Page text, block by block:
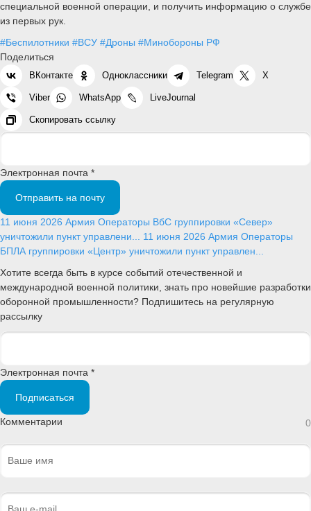
специальной военной операции, и получить информацию о службе
из первых рук.
#Беспилотники #ВСУ #Дроны #Минобороны РФ
Поделиться
ВКонтакте Одноклассники Telegram X
Viber WhatsApp LiveJournal
Скопировать ссылку
Электронная почта *
Отправить на почту
11 июня 2026 Армия Операторы ВбС группировки «Север»
уничтожили пункт управлени... 11 июня 2026 Армия Операторы
БПЛА группировки «Центр» уничтожили пункт управлен...
Хотите всегда быть в курсе событий отечественной и
международной военной политики, знать про новейшие разработки
оборонной промышленности? Подпишитесь на регулярную
рассылку
Электронная почта *
Подписаться
Комментарии 0